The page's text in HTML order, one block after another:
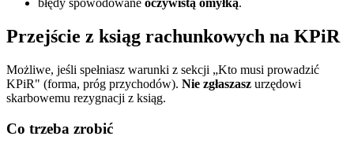
błędy spowodowane oczywistą omyłką.
Przejście z ksiąg rachunkowych na KPiR
Możliwe, jeśli spełniasz warunki z sekcji „Kto musi prowadzić
KPiR" (forma, próg przychodów). Nie zgłaszasz urzędowi
skarbowemu rezygnacji z ksiąg.
Co trzeba zrobić